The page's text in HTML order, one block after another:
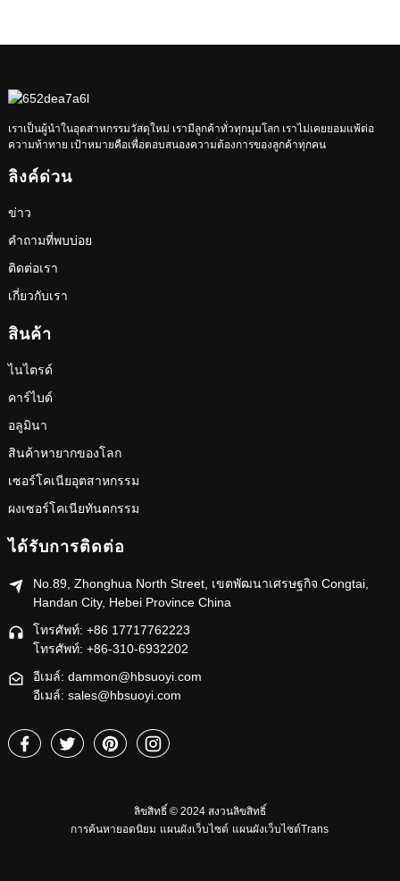
เราเป็นผู้นำในอุตสาหกรรมวัสดุใหม่ เรามีลูกค้าทั่วทุกมุมโลก เราไม่เคยยอมแพ้ต่อ
ความท้าทาย เป้าหมายคือเพื่อตอบสนองความต้องการของลูกค้าทุกคน
ลิงค์ด่วน
ข่าว
คำถามที่พบบ่อย
ติดต่อเรา
เกี่ยวกับเรา
สินค้า
ไนไตรด์
คาร์ไบด์
อลูมินา
สินค้าหายากของโลก
เซอร์โคเนียอุตสาหกรรม
ผงเซอร์โคเนียทันตกรรม
ได้รับการติดต่อ
No.89, Zhonghua North Street, เขตพัฒนาเศรษฐกิจ Congtai,
Handan City, Hebei Province China
โทรศัพท์: +86 17717762223
โทรศัพท์: +86-310-6932202
อีเมล์: dammon@hbsuoyi.com
อีเมล์: sales@hbsuoyi.com
ลิขสิทธิ์ © 2024 สงวนลิขสิทธิ์
การค้นหายอดนิยม แผนผังเว็บไซต์ แผนผังเว็บไซต์Trans